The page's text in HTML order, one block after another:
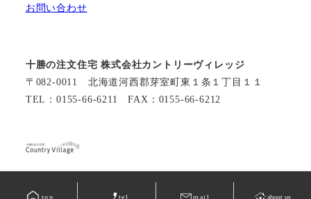
お問い合わせ
十勝の注文住宅 株式会社カントリーヴィレッジ
〒082-0011 北海道河西郡芽室町東１条１丁目１１
TEL：0155-66-6211 FAX：0155-66-6212
©カントリーヴィレッジ
top tel mail about us